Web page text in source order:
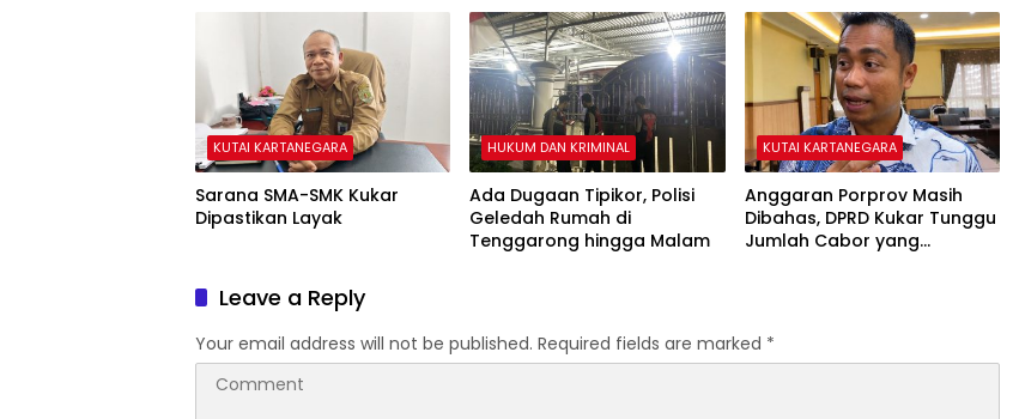
Terulang
KUTAI KARTANEGARA
Sarana SMA-SMK Kukar
Dipastikan Layak
HUKUM DAN KRIMINAL
Ada Dugaan Tipikor, Polisi
Geledah Rumah di
Tenggarong hingga Malam
KUTAI KARTANEGARA
Anggaran Porprov Masih
Dibahas, DPRD Kukar Tunggu
Jumlah Cabor yang
Leave a Reply
Your email address will not be published. Required fields are marked *